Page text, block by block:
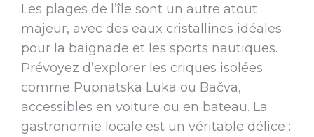
Les plages de l’île sont un autre atout
majeur, avec des eaux cristallines idéales
pour la baignade et les sports nautiques.
Prévoyez d’explorer les criques isolées
comme Pupnatska Luka ou Bačva,
accessibles en voiture ou en bateau. La
gastronomie locale est un véritable délice :